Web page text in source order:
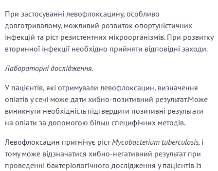
При застосуванні левофлоксацину, особливо
довготривалому, можливий розвиток опортуністичних
інфекцій та ріст резистентних мікроорганізмів. При розвитку
вторинної інфекції необхідно прийняти відповідні заходи.
Лабораторні дослідження.
У пацієнтів, які отримували левофлоксацин, визначення
опіатів у сечі може дати хибно-позитивний результат.Може
виникнути необхідність підтвердити позитивні результати
на опіати за допомогою більш специфічних методів.
Левофлоксацин пригнічує рістMycobacterium tuberculosis, і
тому може відзначатися хибно-негативний результат при
проведенні бактеріологічного дослідження у пацієнтів із